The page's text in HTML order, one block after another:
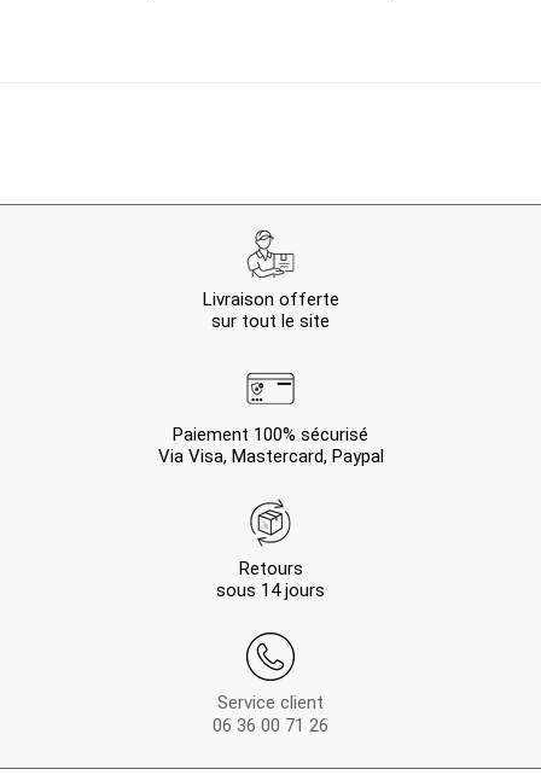
Livraison offerte
sur tout le site
Paiement 100% sécurisé
Via Visa, Mastercard, Paypal
Retours
sous 14 jours
Service client
06 36 00 71 26